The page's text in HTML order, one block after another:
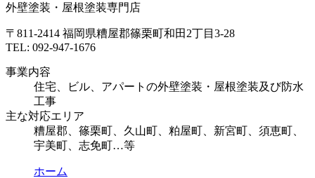
外壁塗装・屋根塗装専門店
〒811-2414 福岡県糟屋郡篠栗町和田2丁目3-28
TEL: 092-947-1676
事業内容
住宅、ビル、アパートの外壁塗装・屋根塗装及び防水
工事
主な対応エリア
糟屋郡、篠栗町、久山町、粕屋町、新宮町、須恵町、
宇美町、志免町…等
ホーム